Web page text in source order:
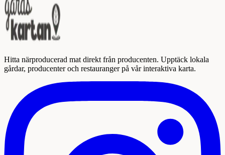
Hitta närproducerad mat direkt från producenten. Upptäck lokala
gårdar, producenter och restauranger på vår interaktiva karta.